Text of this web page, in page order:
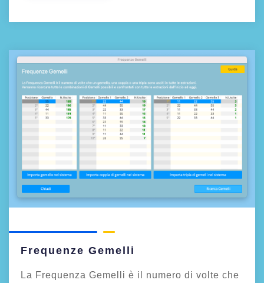
Frequenze Gemelli
La Frequenza Gemelli è il numero di volte che